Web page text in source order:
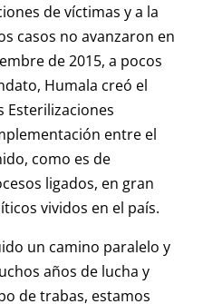
de víctimas y a la
casos no avanzaron en
de 2015, a pocos
Humala creó el
Esterilizaciones
entre el
como es de
ligados, en gran
vividos en el país.
un camino paralelo y
años de lucha y
de trabas, estamos